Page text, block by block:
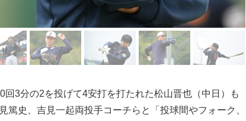
3分の2を投げて4安打を打たれた松山晋也（中日）も
篤史、吉見一起両投手コーチらと「投球間やフォーク、